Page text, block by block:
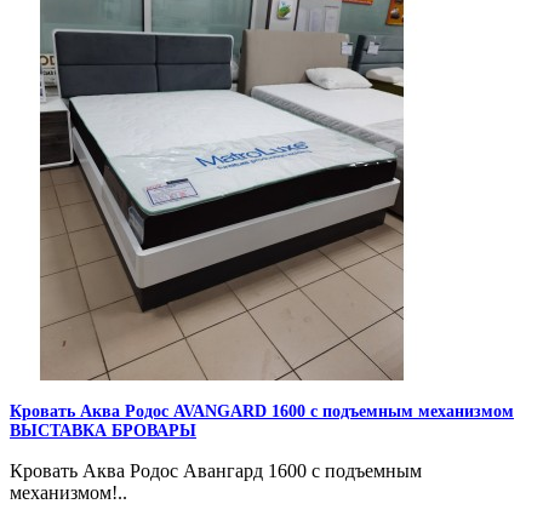
Кровать Аква Родос AVANGARD 1600 с подъемным механизмом
ВЫСТАВКА БРОВАРЫ
Кровать Аква Родос Авангард 1600 с подъемным
механизмом!..